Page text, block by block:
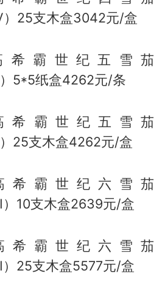
）25支木盒3042元/盒
希霸世纪五雪茄
）5*5纸盒4262元/条
希霸世纪五雪茄
25支木盒4262元/盒
希霸世纪六雪茄
）10支木盒2639元/盒
希霸世纪六雪茄
）25支木盒5577元/盒